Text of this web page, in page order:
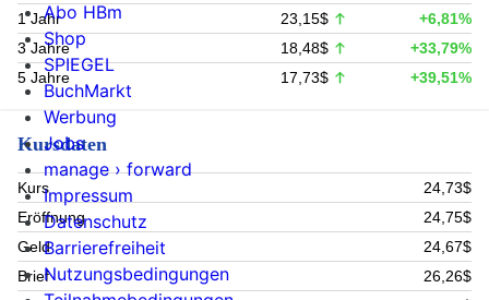
1 Jahr
23,15$
+6,81%
3 Jahre
18,48$
+33,79%
5 Jahre
17,73$ +39,51%
Kursdaten
Kurs
24,73$
Eröffnung
24,75$
Geld
24,67$
Brief
26,26$
Abo HBm
Shop
SPIEGEL
BuchMarkt
Werbung
Jobs
manage › forward
Impressum
Datenschutz
Barrierefreiheit
Nutzungsbedingungen